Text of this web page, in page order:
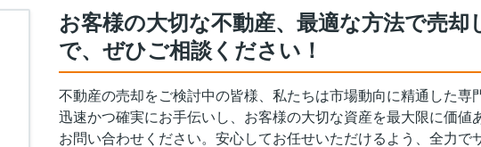
お客様の大切な不動産、最適な方法で売
で、ぜひご相談ください！
不動産の売却をご検討中の皆様、私たちは市場動向に精通した
迅速かつ確実にお手伝いし、お客様の大切な資産を最大限に価
お問い合わせください。安心してお任せいただけるよう、全力で